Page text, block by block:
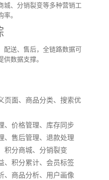
城、分销裂变等多种营销工
。
配送、售后，全链路数据可
数据支撑。
页面、商品分类、搜索优
、价格管理、库存同步
、售后管理、退款处理
积分商城、分销裂变
、积分累计、会员标签
、商品分析、用户画像